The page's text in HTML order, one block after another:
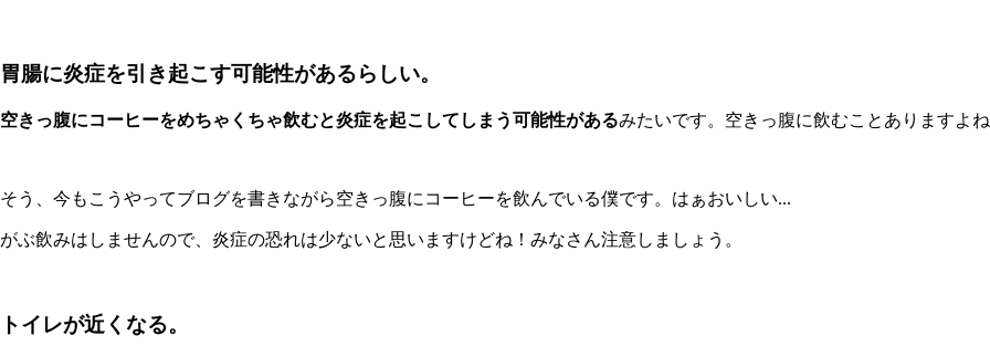
胃腸に炎症を引き起こす可能性があるらしい。
空きっ腹にコーヒーをめちゃくちゃ飲むと炎症を起こしてしまう可能性があるみたいです。空きっ腹に飲むことありますよね
そう、今もこうやってブログを書きながら空きっ腹にコーヒーを飲んでいる僕です。はぁおいしい...
がぶ飲みはしませんので、炎症の恐れは少ないと思いますけどね！みなさん注意しましょう。
トイレが近くなる。